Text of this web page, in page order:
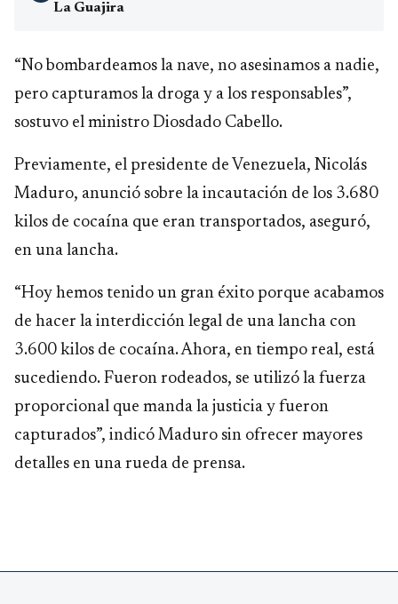
La Guajira
“No bombardeamos la nave, no asesinamos a nadie,
pero capturamos la droga y a los responsables”,
sostuvo el ministro Diosdado Cabello.
Previamente, el presidente de Venezuela, Nicolás
Maduro, anunció sobre la incautación de los 3.680
kilos de cocaína que eran transportados, aseguró,
en una lancha.
“Hoy hemos tenido un gran éxito porque acabamos
de hacer la interdicción legal de una lancha con
3.600 kilos de cocaína. Ahora, en tiempo real, está
sucediendo. Fueron rodeados, se utilizó la fuerza
proporcional que manda la justicia y fueron
capturados”, indicó Maduro sin ofrecer mayores
detalles en una rueda de prensa.